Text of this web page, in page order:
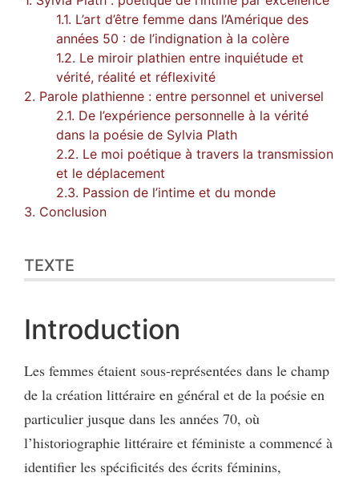
1.1. L’art d’être femme dans l’Amérique des
années 50 : de l’indignation à la colère
1.2. Le miroir plathien entre inquiétude et
vérité, réalité et réflexivité
2. Parole plathienne : entre personnel et universel
2.1. De l’expérience personnelle à la vérité
dans la poésie de Sylvia Plath
2.2. Le moi poétique à travers la transmission
et le déplacement
2.3. Passion de l’intime et du monde
3. Conclusion
TEXTE
Introduction
Les femmes étaient sous-représentées dans le champ
de la création littéraire en général et de la poésie en
particulier jusque dans les années 70, où
l’historiographie littéraire et féministe a commencé à
identifier les spécificités des écrits féminins,